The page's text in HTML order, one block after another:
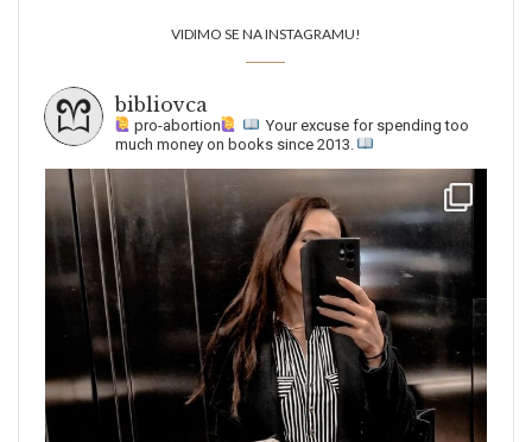
VIDIMO SE NA INSTAGRAMU!
bibliovca
pro-abortion
Your excuse for spending too
much money on books since 2013.